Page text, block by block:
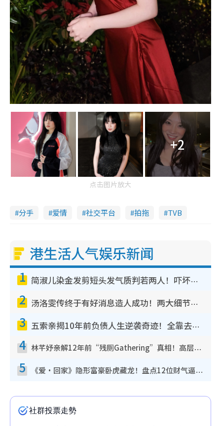
+2
点击图片放大
分手 爱情 社交平台 拍拖 TVB
港生活人气娱乐新闻
1 简淑儿染金发剪短头发气质判若两人！吓坏老公麦大力都认不出：“你做什么？”
2 汤洛雯传终于有好消息造人成功！两大细节曝孕味极浓引猜测：大肚婆先会咁！
3 五索亲揭10年前负债人生逆袭奇迹！全靠去一地方转运后即遇上马先生
4 林芊妤亲解12年前“残厕Gathering”真相！高层解约一句话重创尊严，至今拒返TVB
5 《爱·回家》隐形富豪卧虎藏龙！盘点12位财气逼人的有钱艺人：这位美女3亿身家不愁做